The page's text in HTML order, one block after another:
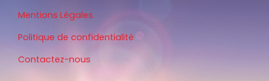
Mentions Légales
Politique de confidentialité
Contactez-nous